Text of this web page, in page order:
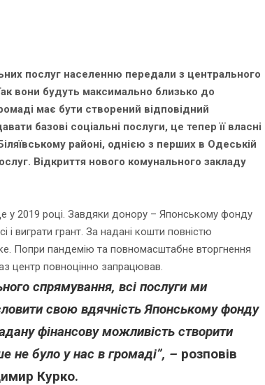
послуг населенню передали з центрального
вони будуть максимально близько до
має бути створений відповідний
базові соціальні послуги, це тепер її власні
районі, однією з перших в Одеській
Відкриття нового комунального закладу
у 2019 році. Завдяки донору – Японському фонду
і виграти грант. За надані кошти повністю
Попри пандемію та повномасштабне вторгнення
центр повноцінно запрацював.
спрямування, всі послуги ми
свою вдячність Японському фонду
фінансову можливість створити
не було у нас в громаді”, – розповів
Курко.